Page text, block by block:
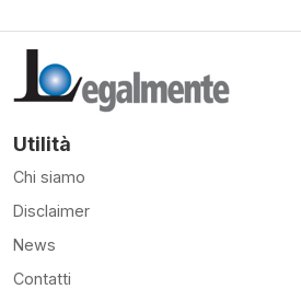
Utilità
Chi siamo
Disclaimer
News
Contatti